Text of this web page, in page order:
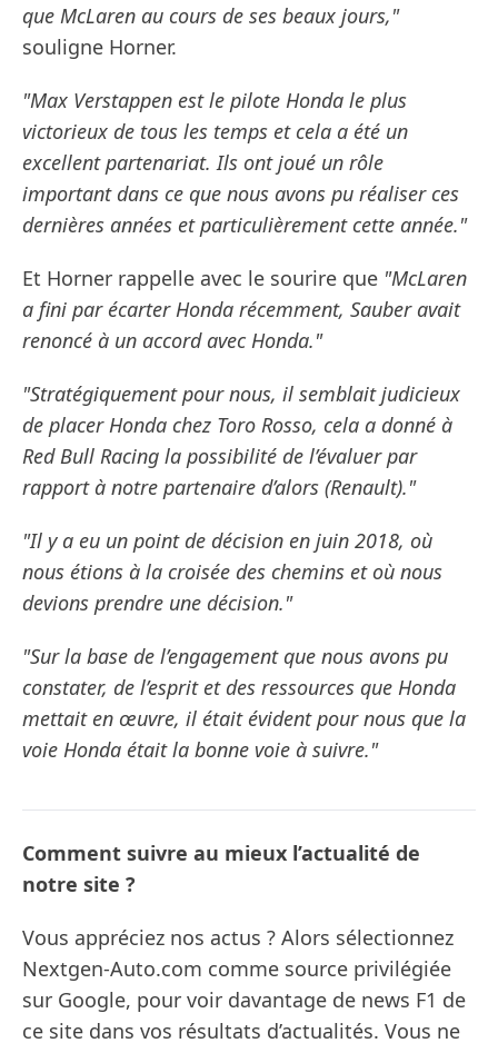
que McLaren au cours de ses beaux jours,"
souligne Horner.
"Max Verstappen est le pilote Honda le plus
victorieux de tous les temps et cela a été un
excellent partenariat. Ils ont joué un rôle
important dans ce que nous avons pu réaliser ces
dernières années et particulièrement cette année."
Et Horner rappelle avec le sourire que "McLaren
a fini par écarter Honda récemment, Sauber avait
renoncé à un accord avec Honda."
"Stratégiquement pour nous, il semblait judicieux
de placer Honda chez Toro Rosso, cela a donné à
Red Bull Racing la possibilité de l’évaluer par
rapport à notre partenaire d’alors (Renault)."
"Il y a eu un point de décision en juin 2018, où
nous étions à la croisée des chemins et où nous
devions prendre une décision."
"Sur la base de l’engagement que nous avons pu
constater, de l’esprit et des ressources que Honda
mettait en œuvre, il était évident pour nous que la
voie Honda était la bonne voie à suivre."
Comment suivre au mieux l’actualité de
notre site ?
Vous appréciez nos actus ? Alors sélectionnez
Nextgen-Auto.com comme source privilégiée
sur Google, pour voir davantage de news F1 de
ce site dans vos résultats d’actualités. Vous ne